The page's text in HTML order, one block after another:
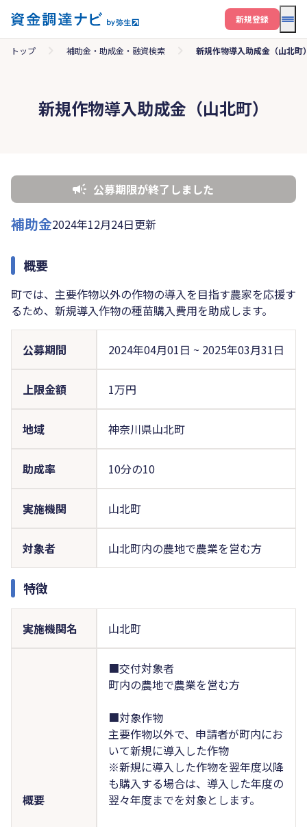
メ
新規登録
トップ 補助金・助成金・融資検索 新規作物導入助成金（山北町
新規作物導入助成金（山北町）
公募期限が終了しました
補助金2024年12月24日更新
概要
町では、主要作物以外の作物の導入を目指す農家を応援す
るため、新規導入作物の種苗購入費用を助成します。
公募期間 2024年04月01日 ~ 2025年03月31日
上限金額 1万円
地域 神奈川県山北町
助成率 10分の10
実施機関 山北町
対象者 山北町内の農地で農業を営む方
特徴
実施機関名 山北町
概要
■交付対象者
町内の農地で農業を営む方
■対象作物
主要作物以外で、申請者が町内にお
いて新規に導入した作物
※新規に導入した作物を翌年度以降
も購入する場合は、導入した年度の
翌々年度までを対象とします。